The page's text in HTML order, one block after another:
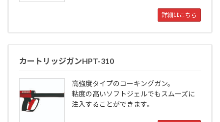
詳細はこちら
カートリッジガンHPT-310
高強度タイプのコーキングガン。
粘度の高いソフトジェルでもスムーズに
注入することができます。